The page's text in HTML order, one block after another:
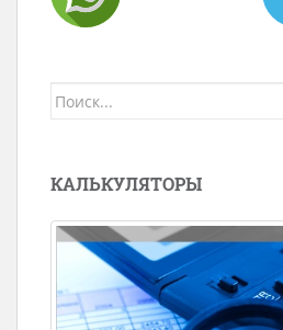
Поиск
КАЛЬКУЛЯТОРЫ